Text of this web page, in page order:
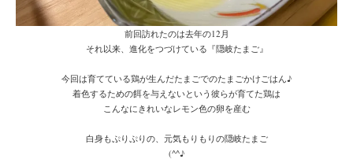
前回訪れたのは去年の12月
それ以来、進化をつづけている『隠岐たまご』
今回は育てている鶏が生んだたまごでのたまごかけごはん♪
着色するための餌を与えないという彼らが育てた鶏は
こんなにきれいなレモン色の卵を産む
白身もぷりぷりの、元気もりもりの隠岐たまご
(^^♪